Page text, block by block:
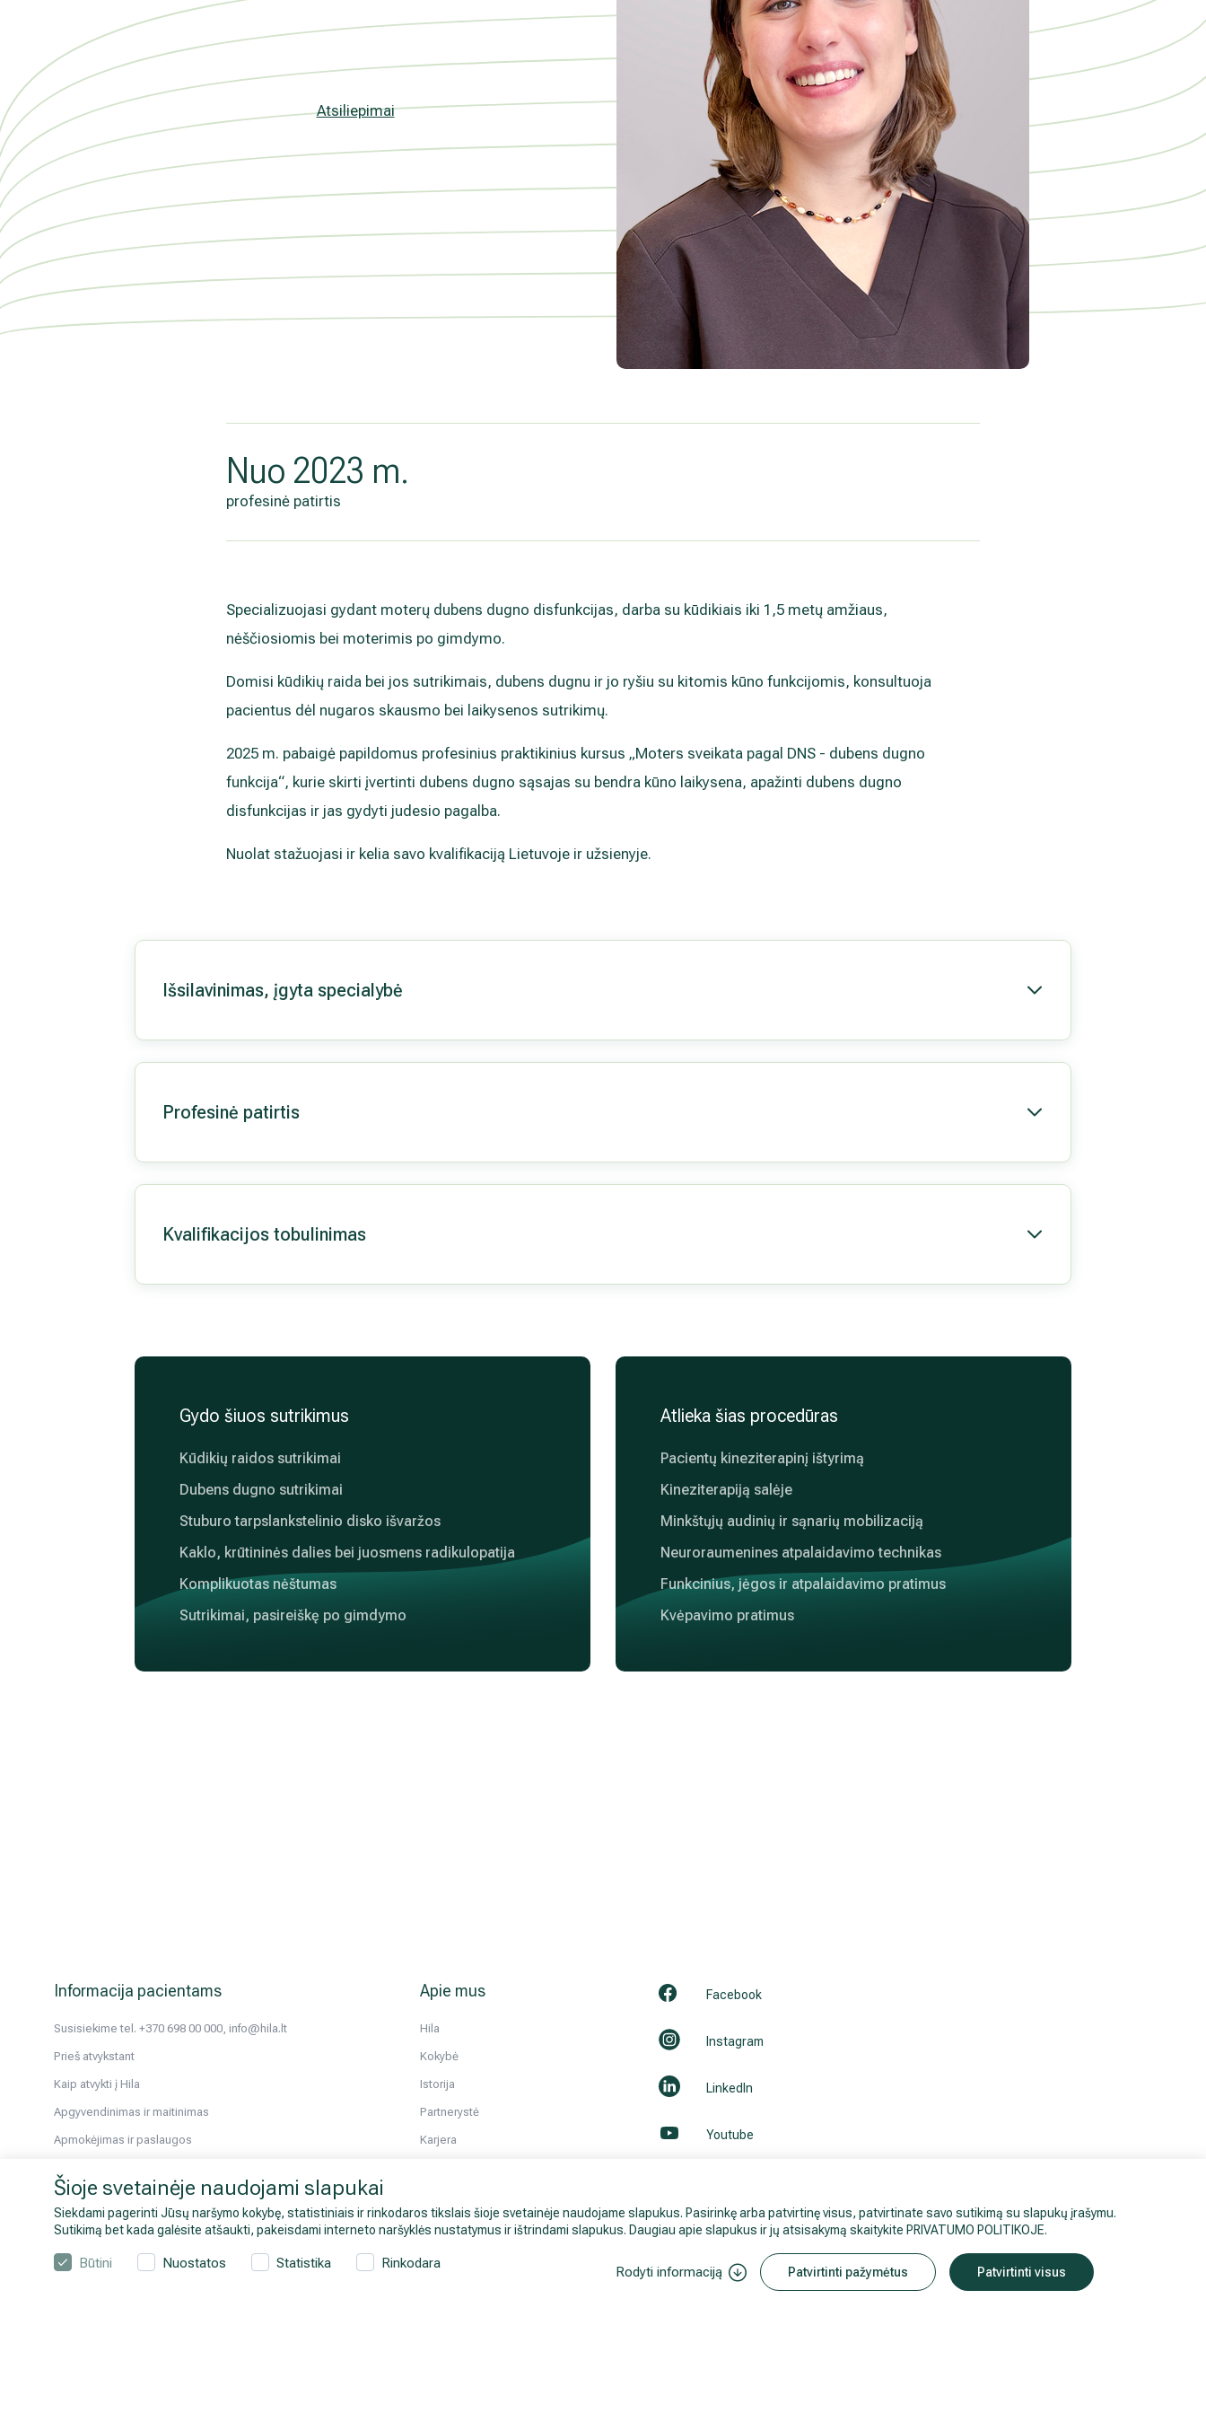
Šioje svetainėje naudojami slapukai
Siekdami pagerinti Jūsų naršymo kokybę, statistiniais ir rinkodaros tikslais šioje svetainėje naudojame slapukus. Pasirinkę arba patvirtinę visus, patvirtinate savo sutikimą su slapukų įrašymu.
Sutikimą bet kada galėsite atšaukti, pakeisdami interneto naršyklės nustatymus ir ištrindami slapukus. Daugiau apie slapukus ir jų atsisakymą skaitykite PRIVATUMO POLITIKOJE.
Būtini Nuostatos Statistika Rinkodara
Patvirtinti pažymėtus Patvirtinti visus
Rodyti informaciją
Atsiliepimai
Nuo 2023 m.
profesinė patirtis
Specializuojasi gydant moterų dubens dugno disfunkcijas, darba su kūdikiais iki 1,5 metų amžiaus,
nėščiosiomis bei moterimis po gimdymo.
Domisi kūdikių raida bei jos sutrikimais, dubens dugnu ir jo ryšiu su kitomis kūno funkcijomis, konsultuoja
pacientus dėl nugaros skausmo bei laikysenos sutrikimų.
2025 m. pabaigė papildomus profesinius praktikinius kursus „Moters sveikata pagal DNS - dubens dugno
funkcija“, kurie skirti įvertinti dubens dugno sąsajas su bendra kūno laikysena, apažinti dubens dugno
disfunkcijas ir jas gydyti judesio pagalba.
Nuolat stažuojasi ir kelia savo kvalifikaciją Lietuvoje ir užsienyje.
Išsilavinimas, įgyta specialybė
Profesinė patirtis
Kvalifikacijos tobulinimas
Gydo šiuos sutrikimus
Kūdikių raidos sutrikimai
Dubens dugno sutrikimai
Stuburo tarpslankstelinio disko išvaržos
Kaklo, krūtininės dalies bei juosmens radikulopatija
Komplikuotas nėštumas
Sutrikimai, pasireiškę po gimdymo
Atlieka šias procedūras
Pacientų kineziterapinį ištyrimą
Kineziterapiją salėje
Minkštųjų audinių ir sąnarių mobilizaciją
Neuroraumenines atpalaidavimo technikas
Funkcinius, jėgos ir atpalaidavimo pratimus
Kvėpavimo pratimus
Informacija pacientams
Susisiekime tel. +370 698 00 000, info@hila.lt
Prieš atvykstant
Kaip atvykti į Hila
Apgyvendinimas ir maitinimas
Apmokėjimas ir paslaugos
Atmintinės tyrimams ir kt.
Sveikatos patarimai
Galerija
Apie mus
Hila
Kokybė
Istorija
Partnerystė
Karjera
Visi Hila gydytojai
Facebook
Instagram
LinkedIn
Youtube